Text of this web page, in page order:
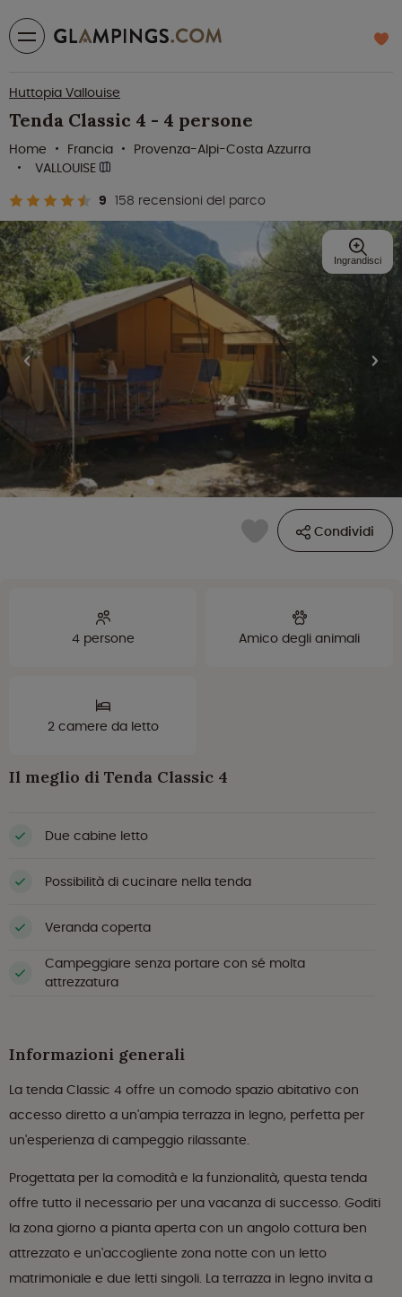
Huttopia Vallouise
Tenda Classic 4 - 4 persone
9 158 recensioni del parco
Home Francia
Provenza-Alpi-Costa Azzurra
VALLOUISE
Condividi
Ingrandisci
4 persone Amico degli animali
2 camere da letto
Il meglio di Tenda Classic 4
Due cabine letto
Possibilità di cucinare nella tenda
Veranda coperta
Campeggiare senza portare con sé molta
attrezzatura
Informazioni generali
La tenda Classic 4 offre un comodo spazio abitativo con
accesso diretto a un'ampia terrazza in legno, perfetta per
un'esperienza di campeggio rilassante.
Progettata per la comodità e la funzionalità, questa tenda
offre tutto il necessario per una vacanza di successo. Goditi
la zona giorno a pianta aperta con un angolo cottura ben
attrezzato e un'accogliente zona notte con un letto
matrimoniale e due letti singoli. La terrazza in legno invita a